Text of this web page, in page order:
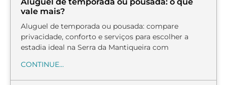
Aluguel de temporada ou pousada: o que
vale mais?
Aluguel de temporada ou pousada: compare
privacidade, conforto e serviços para escolher a
estadia ideal na Serra da Mantiqueira com
CONTINUE...